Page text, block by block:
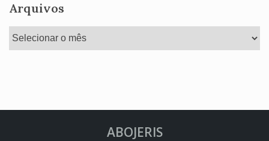
Arquivos
Arquivos
ABOJERIS